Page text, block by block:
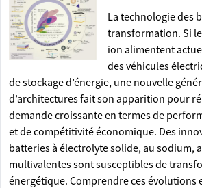
La technologie des
transformation. Si
ion alimentent
des véhicules
de stockage d’énergie, une nouvelle
d’architectures fait son apparition pour
demande croissante en termes de
et de compétitivité économique. Des
batteries à électrolyte solide, au sodium,
multivalentes sont susceptibles de
énergétique. Comprendre ces évolutions